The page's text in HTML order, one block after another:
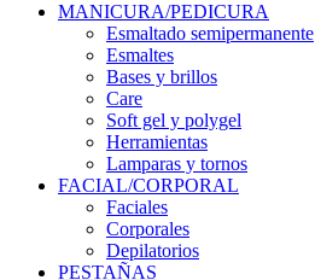
MANICURA/PEDICURA
Esmaltado semipermanente
Esmaltes
Bases y brillos
Care
Soft gel y polygel
Herramientas
Lamparas y tornos
FACIAL/CORPORAL
Faciales
Corporales
Depilatorios
PESTAÑAS